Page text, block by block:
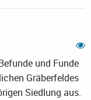
und Funde
Gräberfeldes
Siedlung aus.